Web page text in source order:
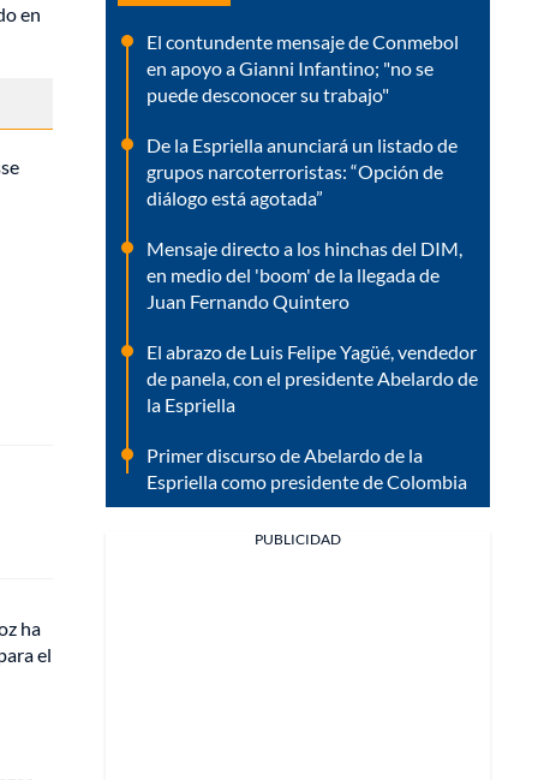
en
ha
el
El contundente mensaje de Conmebol
en apoyo a Gianni Infantino; "no se
puede desconocer su trabajo"
De la Espriella anunciará un listado de
grupos narcoterroristas: “Opción de
diálogo está agotada”
Mensaje directo a los hinchas del DIM,
en medio del 'boom' de la llegada de
Juan Fernando Quintero
El abrazo de Luis Felipe Yagüé, vendedor
de panela, con el presidente Abelardo de
la Espriella
Primer discurso de Abelardo de la
Espriella como presidente de Colombia
PUBLICIDAD